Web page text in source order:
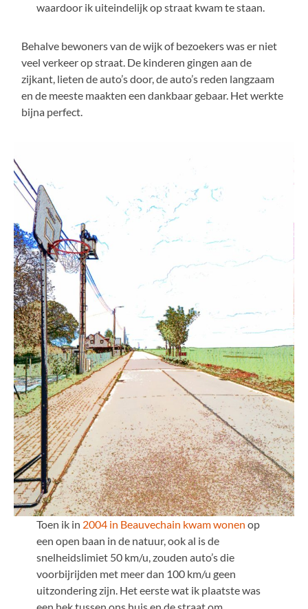
waardoor ik uiteindelijk op straat kwam te staan.
Behalve bewoners van de wijk of bezoekers was er niet
veel verkeer op straat. De kinderen gingen aan de
zijkant, lieten de auto’s door, de auto’s reden langzaam
en de meeste maakten een dankbaar gebaar. Het werkte
bijna perfect.
Toen ik in 2004 in Beauvechain kwam wonen op
een open baan in de natuur, ook al is de
snelheidslimiet 50 km/u, zouden auto’s die
voorbijrijden met meer dan 100 km/u geen
uitzondering zijn. Het eerste wat ik plaatste was